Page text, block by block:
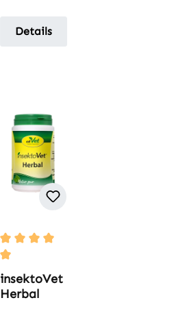
Details
Durchschnittliche Bewertung von 5
insektoVet
Herbal